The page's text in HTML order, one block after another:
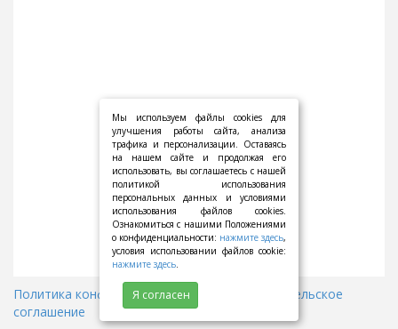
Политика конфиденциальности
Пользовательское
соглашение
Мы используем файлы cookies для
улучшения работы сайта, анализа
трафика и персонализации. Оставаясь
на нашем сайте и продолжая его
использовать, вы соглашаетесь с нашей
политикой использования
персональных данных и условиями
использования файлов cookies.
Ознакомиться с нашими Положениями
о конфиденциальности: нажмите здесь,
условия использовании файлов cookie:
нажмите здесь.
Я согласен